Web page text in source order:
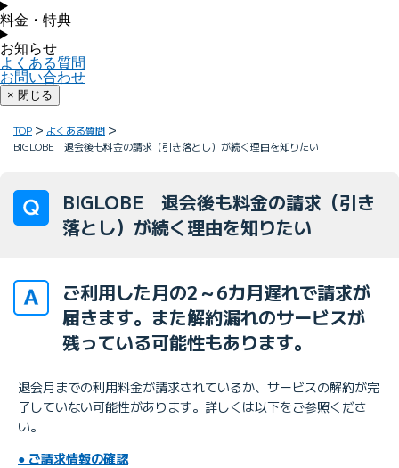
料金・特典
お知らせ
よくある質問
お問い合わせ
× 閉じる
TOP
よくある質問
BIGLOBE 退会後も料金の請求（引き落とし）が続く理由を知りたい
BIGLOBE 退会後も料金の請求（引き
落とし）が続く理由を知りたい
ご利用した月の2～6カ月遅れで請求が
届きます。また解約漏れのサービスが
残っている可能性もあります。
退会月までの利用料金が請求されているか、サービスの解約が完
了していない可能性があります。詳しくは以下をご参照くださ
い。
● ご請求情報の確認